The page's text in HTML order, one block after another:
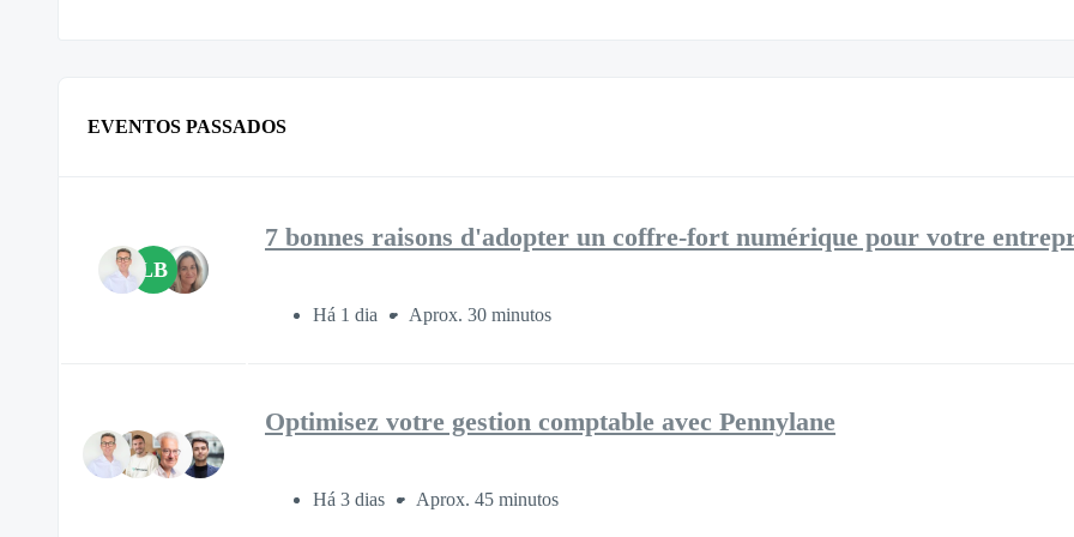
EVENTOS PASSADOS
LB
7 bonnes raisons d'adopter un coffre-fort numérique pour votre
Há 1 dia Aprox. 30 minutos
Optimisez votre gestion comptable avec Pennylane
Há 3 dias Aprox. 45 minutos